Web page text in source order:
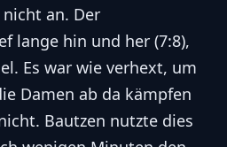
an. Der
lange hin und her (7:8),
Es war wie verhext, um
Damen ab da kämpfen
Bautzen nutzte dies